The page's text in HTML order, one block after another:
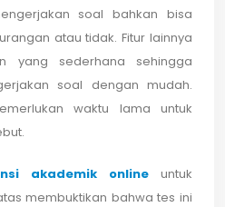
soal bahkan bisa
atau tidak. Fitur lainnya
yang sederhana sehingga
soal dengan mudah.
waktu lama untuk
akademik online untuk
membuktikan bahwa tes ini